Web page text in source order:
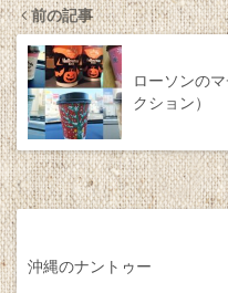
前の記事
ローソンの
クション）
沖縄のナントゥー